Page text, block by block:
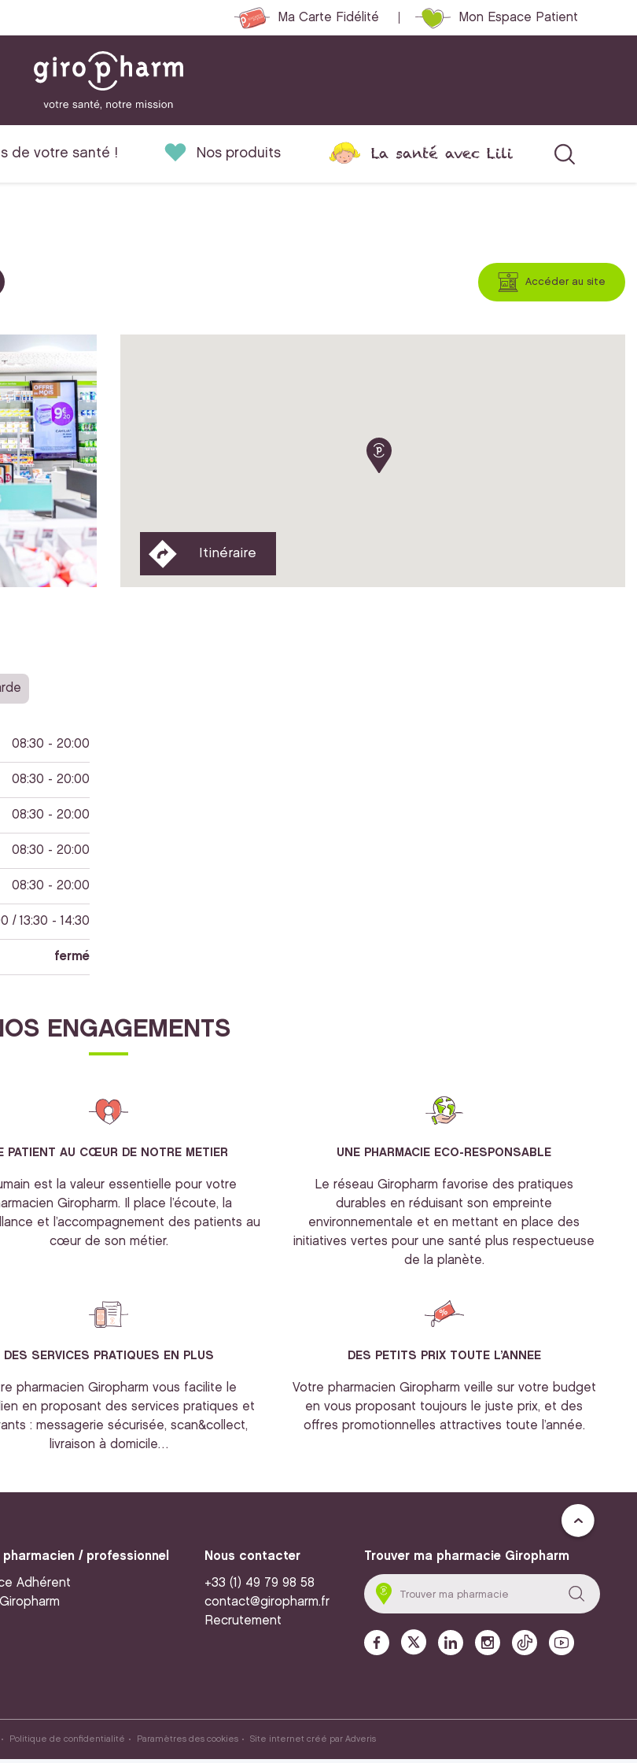
Ma Carte Fidélité Mon Espace Patient
de votre santé ! Nos produits La santé avec Lili
Accéder au site
Itinéraire
08:30 - 20:00
08:30 - 20:00
08:30 - 20:00
08:30 - 20:00
08:30 - 20:00
/ 13:30 - 14:30
fermé
ENGAGEMENTS
PATIENT AU CŒUR DE NOTRE METIER
est la valeur essentielle pour votre
Giropharm. Il place l’écoute, la
et l’accompagnement des patients au
cœur de son métier.
UNE PHARMACIE ECO-RESPONSABLE
Le réseau Giropharm favorise des pratiques
durables en réduisant son empreinte
environnementale et en mettant en place des
initiatives vertes pour une santé plus respectueuse
de la planète.
DES SERVICES PRATIQUES EN PLUS
pharmacien Giropharm vous facilite le
en proposant des services pratiques et
: messagerie sécurisée, scan&collect,
livraison à domicile…
DES PETITS PRIX TOUTE L’ANNEE
Votre pharmacien Giropharm veille sur votre budget
en vous proposant toujours le juste prix, et des
offres promotionnelles attractives toute l’année.
pharmacien / professionnel
Adhérent
Nous contacter
+33 (1) 49 79 98 58
contact@giropharm.fr
Recrutement
Trouver ma pharmacie Giropharm
Politique de confidentialité Paramètres des cookies Site internet créé par Adveris